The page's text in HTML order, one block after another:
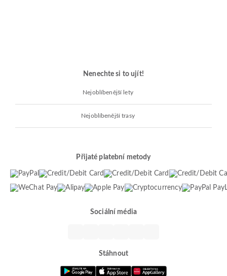
Nenechte si to ujít!
Nejoblíbenější lety
Nejoblíbenější trasy
Přijaté platební metody
Sociální média
Stáhnout